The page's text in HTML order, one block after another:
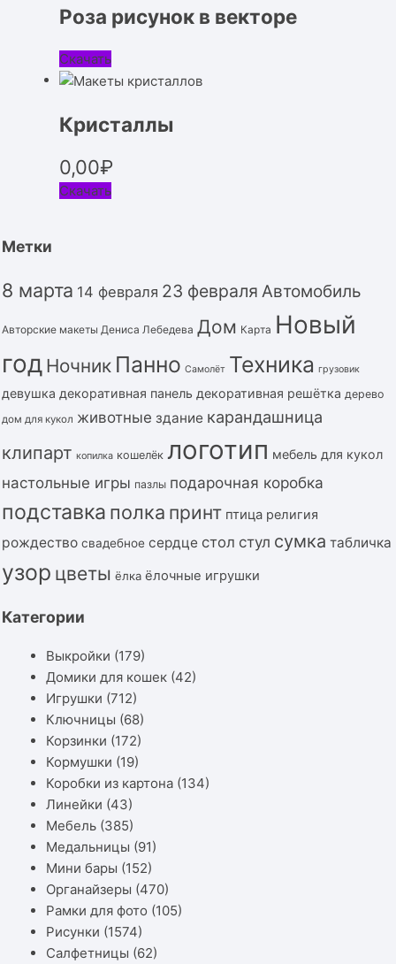
Роза рисунок в векторе
Скачать
Кристаллы
0,00₽
Скачать
Метки
8 марта 14 февраля 23 февраля Автомобиль
Авторские макеты Дениса Лебедева Дом Карта Новый
год Ночник Панно Самолёт Техника грузовик
девушка декоративная панель декоративная решётка дерево
дом для кукол животные здание карандашница
клипарт копилка кошелёк логотип мебель для кукол
настольные игры пазлы подарочная коробка
подставка полка принт птица религия
рождество свадебное сердце стол стул сумка табличка
узор цветы ёлка ёлочные игрушки
Категории
Выкройки (179)
Домики для кошек (42)
Игрушки (712)
Ключницы (68)
Корзинки (172)
Кормушки (19)
Коробки из картона (134)
Линейки (43)
Мебель (385)
Медальницы (91)
Мини бары (152)
Органайзеры (470)
Рамки для фото (105)
Рисунки (1574)
Салфетницы (62)